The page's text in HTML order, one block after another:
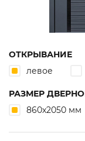
ОТКРЫВАНИЕ
левое
РАЗМЕР
860х2050 мм